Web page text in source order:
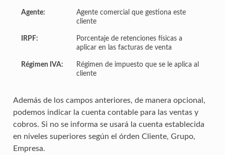
Agente:
Agente comercial que gestiona este
cliente
IRPF:
Porcentaje de retenciones físicas a
aplicar en las facturas de venta
Régimen IVA:
Régimen de impuesto que se le aplica al
cliente
Además de los campos anteriores, de manera opcional,
podemos indicar la cuenta contable para las ventas y
cobros. Si no se informa se usará la cuenta establecida
en niveles superiores según el órden Cliente, Grupo,
Empresa.